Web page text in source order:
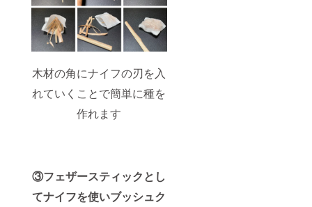
木材の角にナイフの刃を入
れていくことで簡単に種を
作れます
③フェザースティックとし
てナイフを使いブッシュク